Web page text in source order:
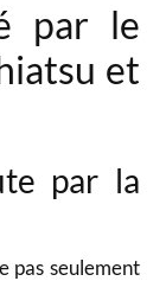
par le
et
par la
pas seulement